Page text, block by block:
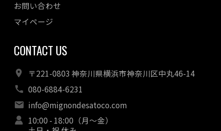
お問い合わせ
マイページ
CONTACT US
〒221-0803 神奈川県横浜市神奈川区中丸46-14
080-6884-6231
info@mignondesatoco.com
10:00 - 18:00（月～金）